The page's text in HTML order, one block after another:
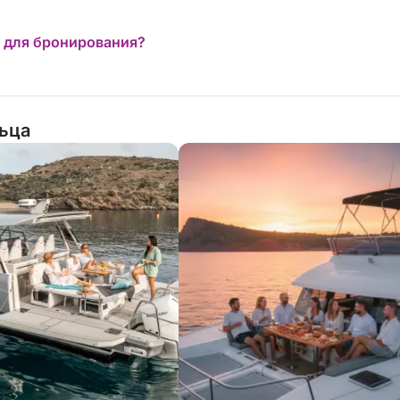
чтобы разделить особенный момент
бронирования?